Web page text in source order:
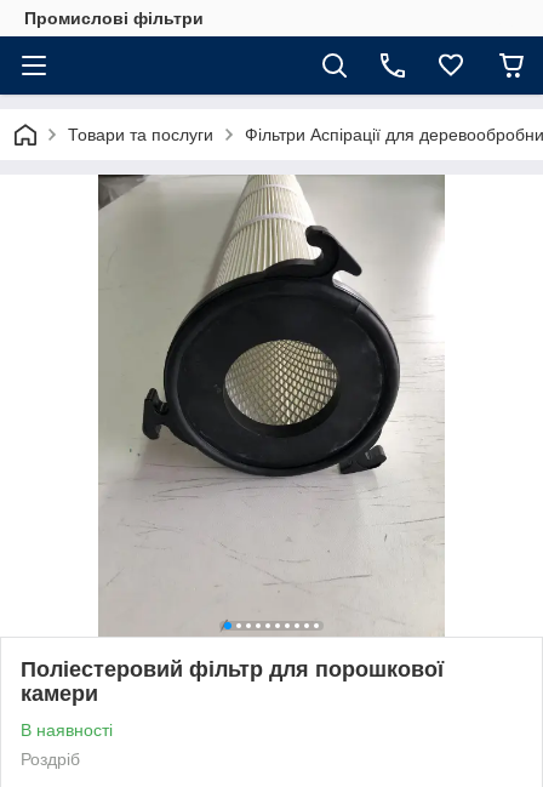
Промислові фільтри
Товари та послуги Фільтри Аспірації для
Поліестеровий фільтр для порошкової
камери
В наявності
Роздріб